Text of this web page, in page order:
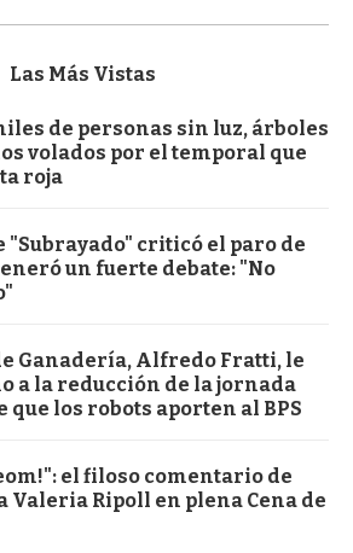
Las Más Vistas
de personas sin luz, árboles
volados por el temporal que
roja
"Subrayado" criticó el paro de
un fuerte debate: "No
Ganadería, Alfredo Fratti, le
a la reducción de la jornada
que los robots aporten al BPS
el filoso comentario de
Valeria Ripoll en plena Cena de